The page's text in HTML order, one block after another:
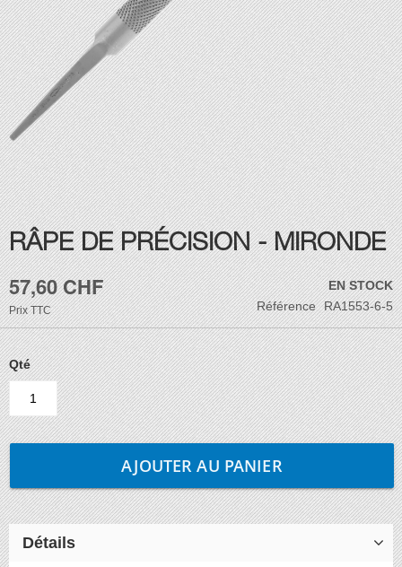
RÂPE DE PRÉCISION - MIRONDE
57,60 CHF
PrixTTC
EN STOCK
Référence RA1553-6-5
Qté
AJOUTER AU PANIER
Skip
to
the
beginning
of
the
images
gallery
Détails